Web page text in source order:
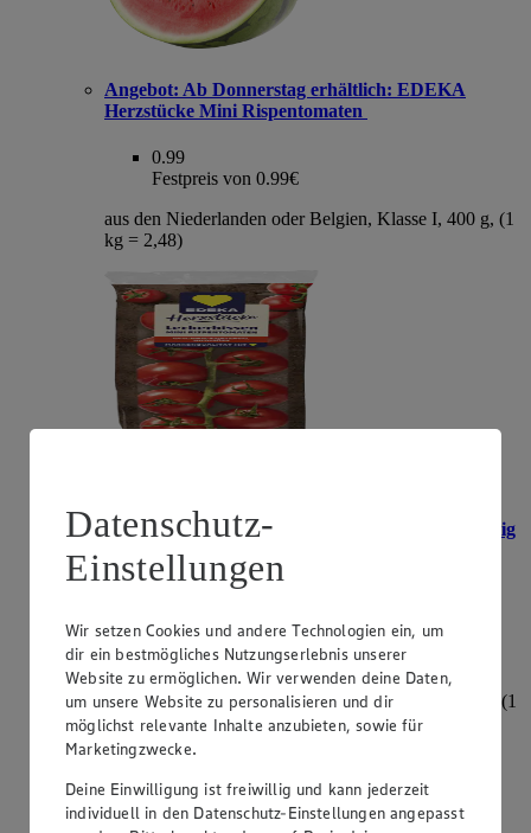
Angebot: Ab Donnerstag erhältlich: EDEKA
Herzstücke Mini Rispentomaten
0.99
Festpreis von 0.99€
aus den Niederlanden oder Belgien, Klasse I, 400 g, (1
kg = 2,48)
Angebot:Ab Donnerstag erhältlich: Gut & Günstig
Mixpaprika
1.29
Festpreis von 1.29€
aus Spanien oder den Niederlanden, Klasse I, 500 g, (1
kg = 2,58)
Datenschutz-
Einstellungen
Wir setzen Cookies und andere Technologien ein, um
dir ein bestmögliches Nutzungserlebnis unserer
Website zu ermöglichen. Wir verwenden deine Daten,
um unsere Website zu personalisieren und dir
möglichst relevante Inhalte anzubieten, sowie für
Marketingzwecke.
Deine Einwilligung ist freiwillig und kann jederzeit
individuell in den Datenschutz-Einstellungen angepasst